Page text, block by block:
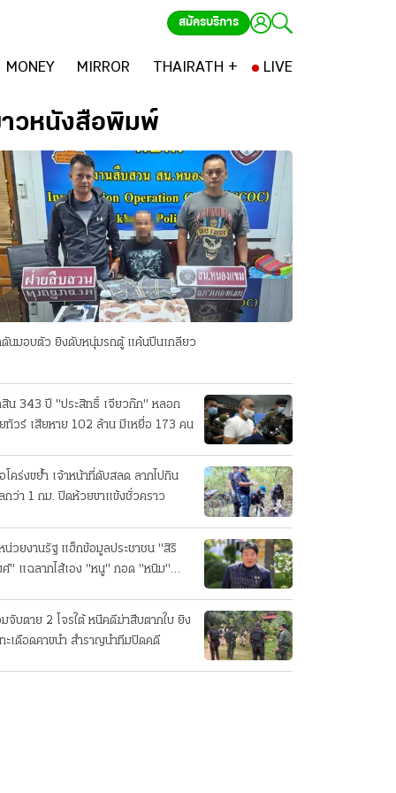
สมัครบริการ
MONEY MIRROR THAIRATH + LIVE
วหนังสือพิมพ์
นมอบตัว ยิงดับหนุ่มรถตู้ แค้นปีนเกลียว
น 343 ปี "ประสิทธิ์ เจียวก๊ก" หลอก
ทัวร์ เสียหาย 102 ล้าน มีเหยื่อ 173 คน
โคร่งขย้ำ เจ้าหน้าที่ดับสลด ลากไปกิน
กว่า 1 กม. ปิดห้วยขาแข้งชั่วคราว
น่วยงานรัฐ แฮ็กข้อมูลประชาชน "สิริ
" แฉลากไส้เอง "หนู" กอด "หนิม"
จับตาย 2 โจรใต้ หนีคดีฆ่าสืบตากใบ ยิง
ะเดือดคาขนำ สำราญนำทีมปิดคดี